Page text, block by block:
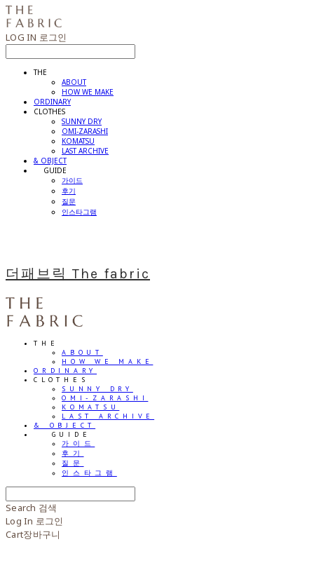
LOG IN 로그인
THE
ABOUT
HOW WE MAKE
ORDINARY
CLOTHES
SUNNY DRY
OMI-ZARASHI
KOMATSU
LAST ARCHIVE
& OBJECT
⠀⠀GUIDE
가이드
후기
질문
인스타그램
더패브릭 The fabric
THE
ABOUT
HOW WE MAKE
ORDINARY
CLOTHES
SUNNY DRY
OMI-ZARASHI
KOMATSU
LAST ARCHIVE
& OBJECT
⠀⠀GUIDE
가이드
후기
질문
인스타그램
Search 검색
Log In 로그인
Cart장바구니